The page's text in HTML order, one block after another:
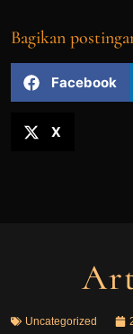
Bagikan
Facebook
X
Uncategorized